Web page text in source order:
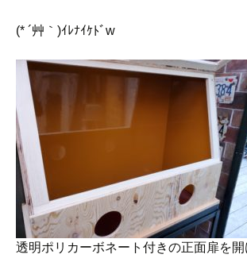
(* ´艸｀)ｲﾚﾅｲｹﾄﾞw
透明ポリカーボネート付きの正面扉を開